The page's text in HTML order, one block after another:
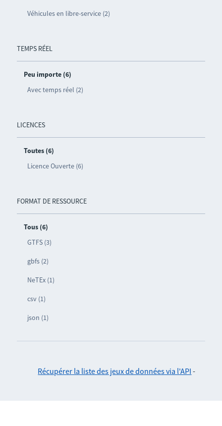
Véhicules en libre-service (2)
TEMPS RÉEL
Peu importe (6)
Avec temps réel (2)
LICENCES
Toutes (6)
Licence Ouverte (6)
FORMAT DE RESSOURCE
Tous (6)
GTFS (3)
gbfs (2)
NeTEx (1)
csv (1)
json (1)
Récupérer la liste des jeux de données via l'API -